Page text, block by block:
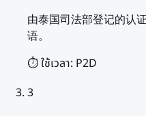
由泰国司法部登记的认
语。
⏱️ ใช้เวลา: P2D
3